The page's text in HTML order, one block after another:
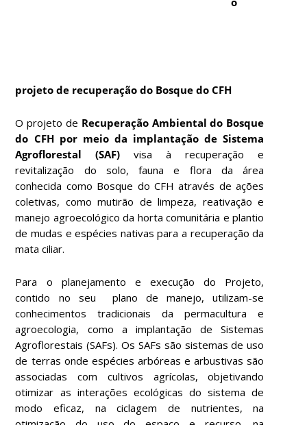
projeto de recuperação do Bosque do CFH
O projeto de Recuperação Ambiental do Bosque
do CFH por meio da implantação de Sistema
Agroflorestal (SAF) visa à recuperação e
revitalização do solo, fauna e flora da área
conhecida como Bosque do CFHatravés de ações
coletivas, como mutirão de limpeza, reativação e
manejo agroecológico da horta comunitária e plantio
de mudas e espécies nativas para a recuperação da
mata ciliar.
Para o planejamento e execução do Projeto,
contido no seu plano de manejo, utilizam-se
conhecimentos tradicionais da permacultura e
agroecologia, como a implantação de Sistemas
Agroflorestais (SAFs). Os SAFs são sistemas de uso
de terras onde espécies arbóreas e arbustivas são
associadas com cultivos agrícolas, objetivando
otimizar as interações ecológicas do sistema de
modo eficaz, na ciclagem de nutrientes, na